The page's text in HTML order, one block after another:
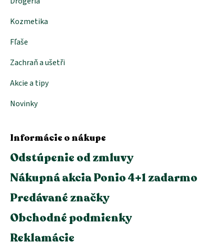
Kozmetika
Fľaše
Zachraň a ušetři
Akcie a tipy
Novinky
Informácie o nákupe
Odstúpenie od zmluvy
Nákupná akcia Ponio 4+1 zadarmo
Predávané značky
Obchodné podmienky
Reklamácie